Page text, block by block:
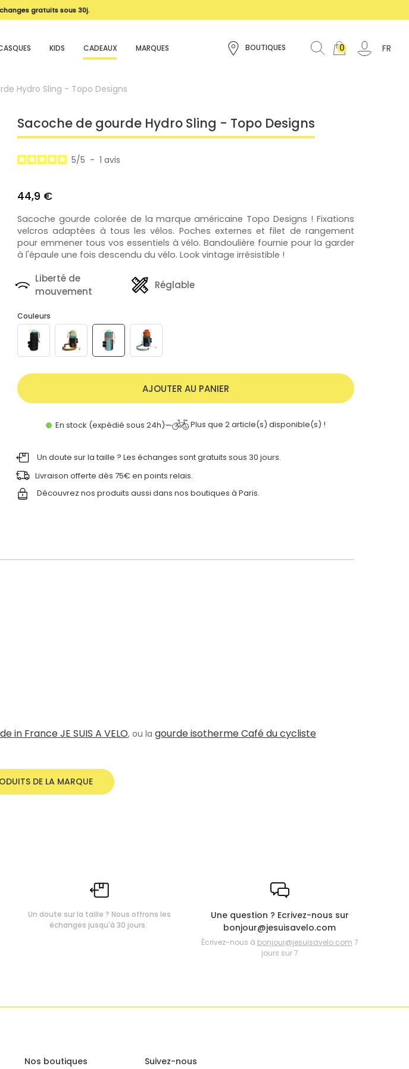
gratuits sous 30j.
KIDS CADEAUX MARQUES BOUTIQUES 0 FR
Hydro Sling - Topo Designs
Sacoche de gourde Hydro Sling - Topo Designs
5/5 - 1 avis
44,9 €
Sacoche gourde colorée de la marque américaine Topo Designs ! Fixations
velcros adaptées à tous les vélos. Poches externes et filet de rangement
pour emmener tous vos essentiels à vélo. Bandoulière fournie pour la garder
à l'épaule une fois descendu du vélo. Look vintage irrésistible !
Liberté de
mouvement
Réglable
Couleurs
AJOUTER AU PANIER
En stock (expédié sous 24h) Plus que 2article(s) disponible(s) !
Un doute sur la taille ? Les échanges sont gratuits sous 30 jours.
Livraison offerte dès 75€ en points relais.
Découvrez nos produits aussi dans nos boutiques à Paris.
in France JE SUIS A VELO, ou la gourde isotherme Café du cycliste
DE LA MARQUE
Un doute sur la taille ? Nous offrons les
échanges jusqu'à 30 jours.
Une question ? Ecrivez-nous sur
bonjour@jesuisavelo.com
Écrivez-nous à bonjour@jesuisavelo.com 7
jours sur 7
Nos boutiques Suivez-nous